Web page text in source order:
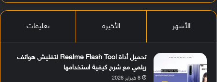
الأشهر الأخيرة تعليقات
تحميل أداة Realme Flash Tool لتفليش هواتف
ريلمي مع شرح كيفية استخدامها
8 فبراير 2026